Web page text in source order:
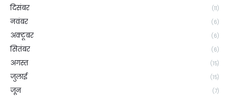
दिसंबर (11)
नवंबर (6)
अक्टूबर (6)
सितंबर (6)
अगस्त (15)
जुलाई (15)
जून (7)